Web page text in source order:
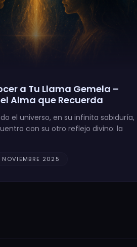
a Tu Llama Gemela –
Alma que Recuerda
el universo, en su infinita sabiduría,
con su otro reflejo divino: la
NOVIEMBRE 2025